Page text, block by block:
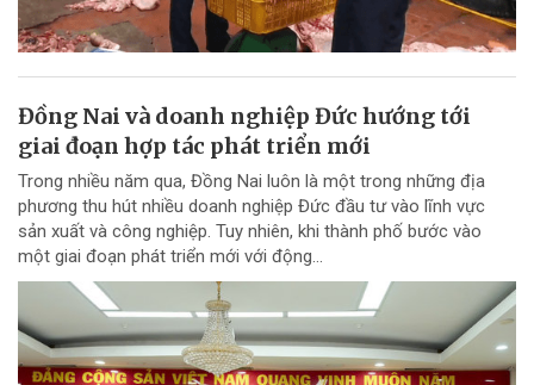
Đồng Nai và doanh nghiệp Đức hướng tới
giai đoạn hợp tác phát triển mới
Trong nhiều năm qua, Đồng Nai luôn là một trong những địa
phương thu hút nhiều doanh nghiệp Đức đầu tư vào lĩnh vực
sản xuất và công nghiệp. Tuy nhiên, khi thành phố bước vào
một giai đoạn phát triển mới với động...